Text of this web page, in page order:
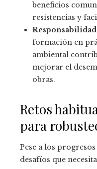
beneficios
resistencias y
formación en
ambiental
mejorar el
obras.
Retos
para
Pese a los
desafíos que